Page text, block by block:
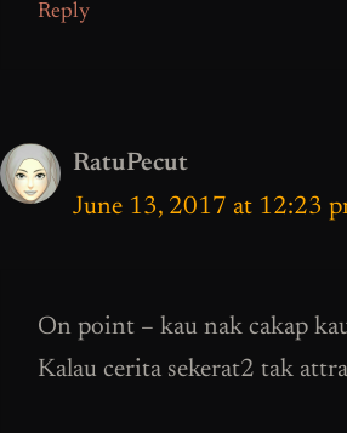
Reply
RatuPecut
June 13, 2017 at 12:23
On point – kau nak cakap
Kalau cerita sekerat2 tak